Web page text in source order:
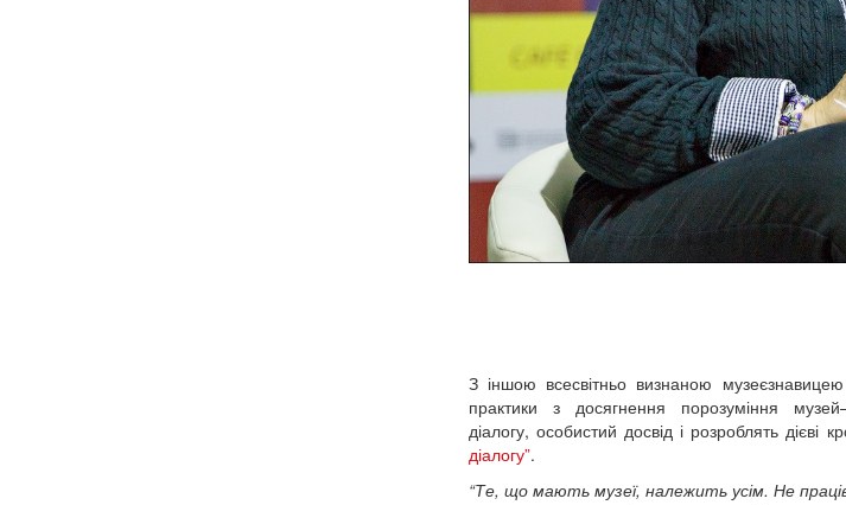
З іншою всесвітньо визнаною
практики з досягнення порозуміння
діалогу, особистий досвід і розроблять дієві
діалогу”.
“Те, що мають музеї, належить усім. Не